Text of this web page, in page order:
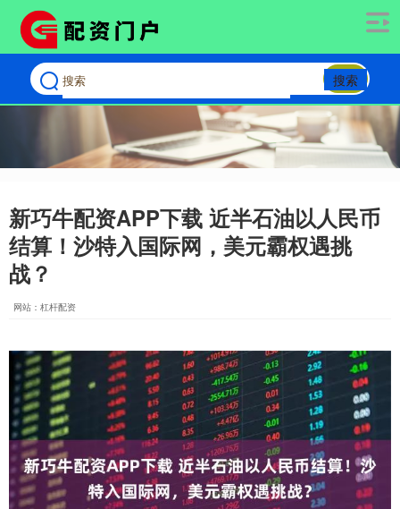
搜索
新巧牛配资APP下载 近半石油以人民币
结算！沙特入国际网，美元霸权遇挑
战？
网站：杠杆配资